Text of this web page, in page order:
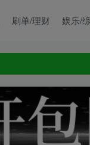
刷单/理财 娱乐/